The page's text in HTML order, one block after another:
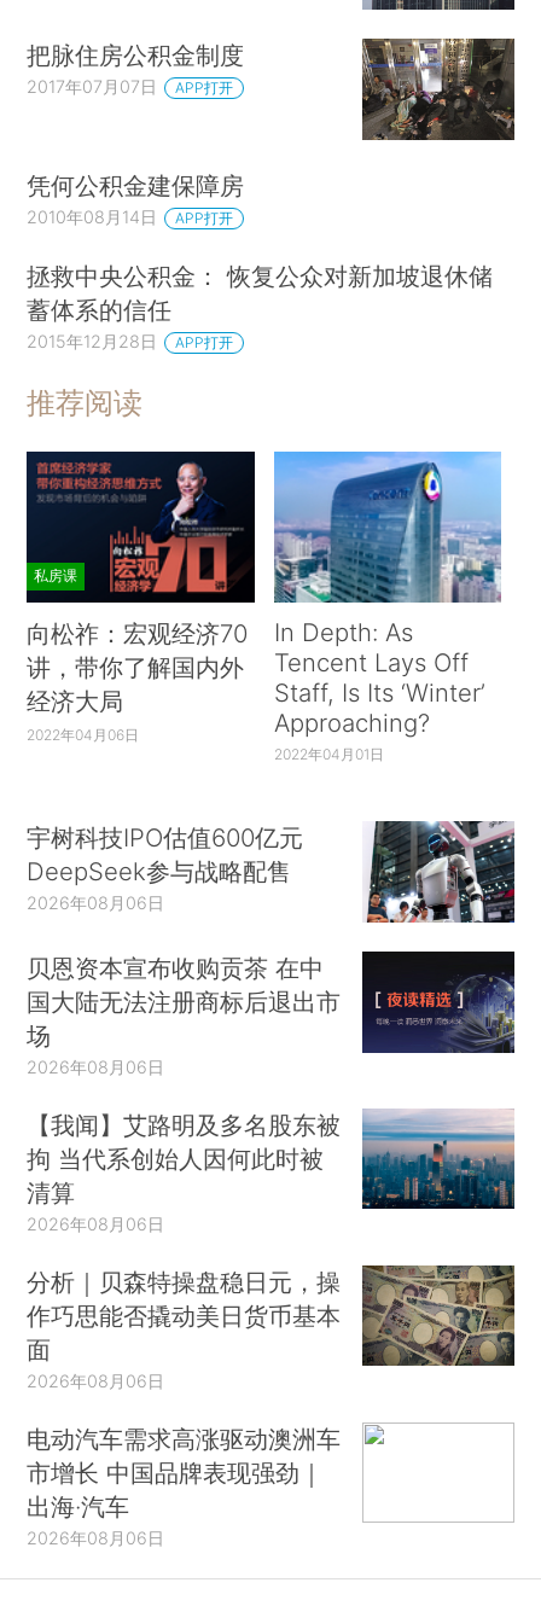
把脉住房公积金制度
2017年07月07日 APP打开
凭何公积金建保障房
2010年08月14日 APP打开
拯救中央公积金： 恢复公众对新加坡退休储
蓄体系的信任
2015年12月28日 APP打开
推荐阅读
私房课
向松祚：宏观经济70
讲，带你了解国内外
经济大局
2022年04月06日
In Depth: As
Tencent Lays Off
Staff, Is Its ‘Winter’
Approaching?
2022年04月01日
宇树科技IPO估值600亿元
DeepSeek参与战略配售
2026年08月06日
贝恩资本宣布收购贡茶 在中
国大陆无法注册商标后退出市
场
2026年08月06日
【我闻】艾路明及多名股东被
拘 当代系创始人因何此时被
清算
2026年08月06日
分析｜贝森特操盘稳日元，操
作巧思能否撬动美日货币基本
面
2026年08月06日
电动汽车需求高涨驱动澳洲车
市增长 中国品牌表现强劲｜
出海·汽车
2026年08月06日